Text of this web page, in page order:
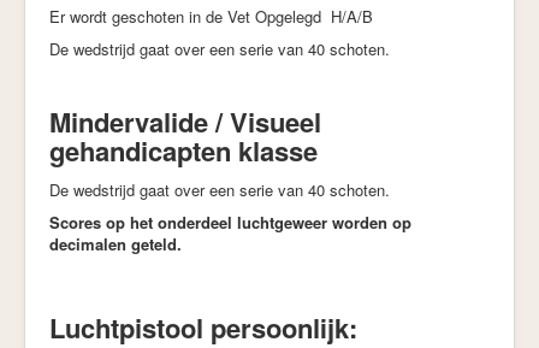
Er wordt geschoten in de Vet Opgelegd H/A/B
De wedstrijd gaat over een serie van 40 schoten.
Mindervalide / Visueel
gehandicapten klasse
De wedstrijd gaat over een serie van 40 schoten.
Scores op het onderdeel luchtgeweer worden op
decimalen geteld.
Luchtpistool persoonlijk: